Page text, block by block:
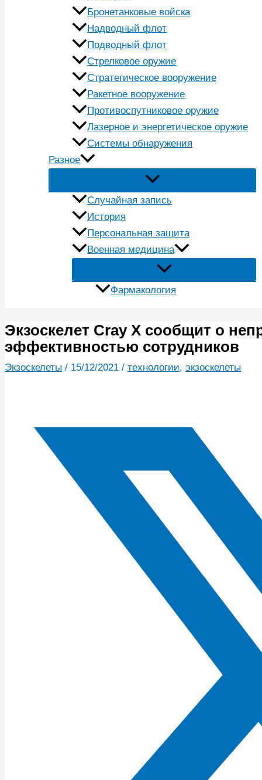
Бронетанковые войска
Надводный флот
Подводный флот
Стрелковое оружие
Стратегическое вооружение
Ракетное вооружение
Противоспутниковое оружие
Лазерное и энергетическое оружие
Системы обнаружения
Разное
Случайная запись
История
Персональная защита
Военная медицина
Фармакология
Экзоскелет Cray X сообщит о
эффективностью сотрудников
Экзоскелеты / 15/12/2021 / технологии, экзоскелеты